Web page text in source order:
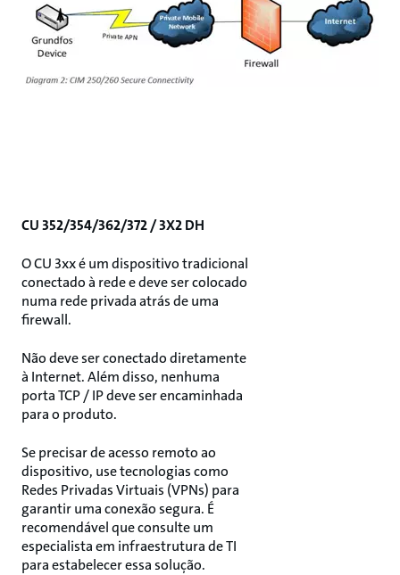
CU 352/354/362/372 / 3X2 DH
O CU 3xx é um dispositivo tradicional
conectado à rede e deve ser colocado
numa rede privada atrás de uma
firewall.
Não deve ser conectado diretamente
à Internet. Além disso, nenhuma
porta TCP / IP deve ser encaminhada
para o produto.
Se precisar de acesso remoto ao
dispositivo, use tecnologias como
Redes Privadas Virtuais (VPNs) para
garantir uma conexão segura. É
recomendável que consulte um
especialista em infraestrutura de TI
para estabelecer essa solução.